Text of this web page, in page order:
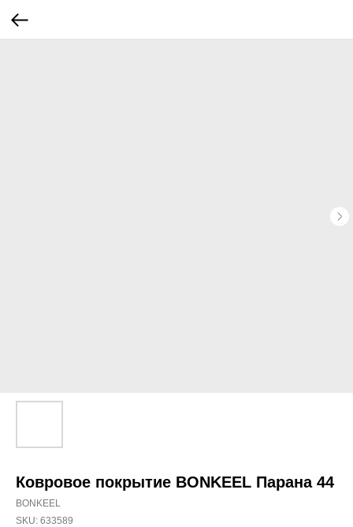
Ковровое покрытие BONKEEL Парана 44
BONKEEL
SKU: 633589